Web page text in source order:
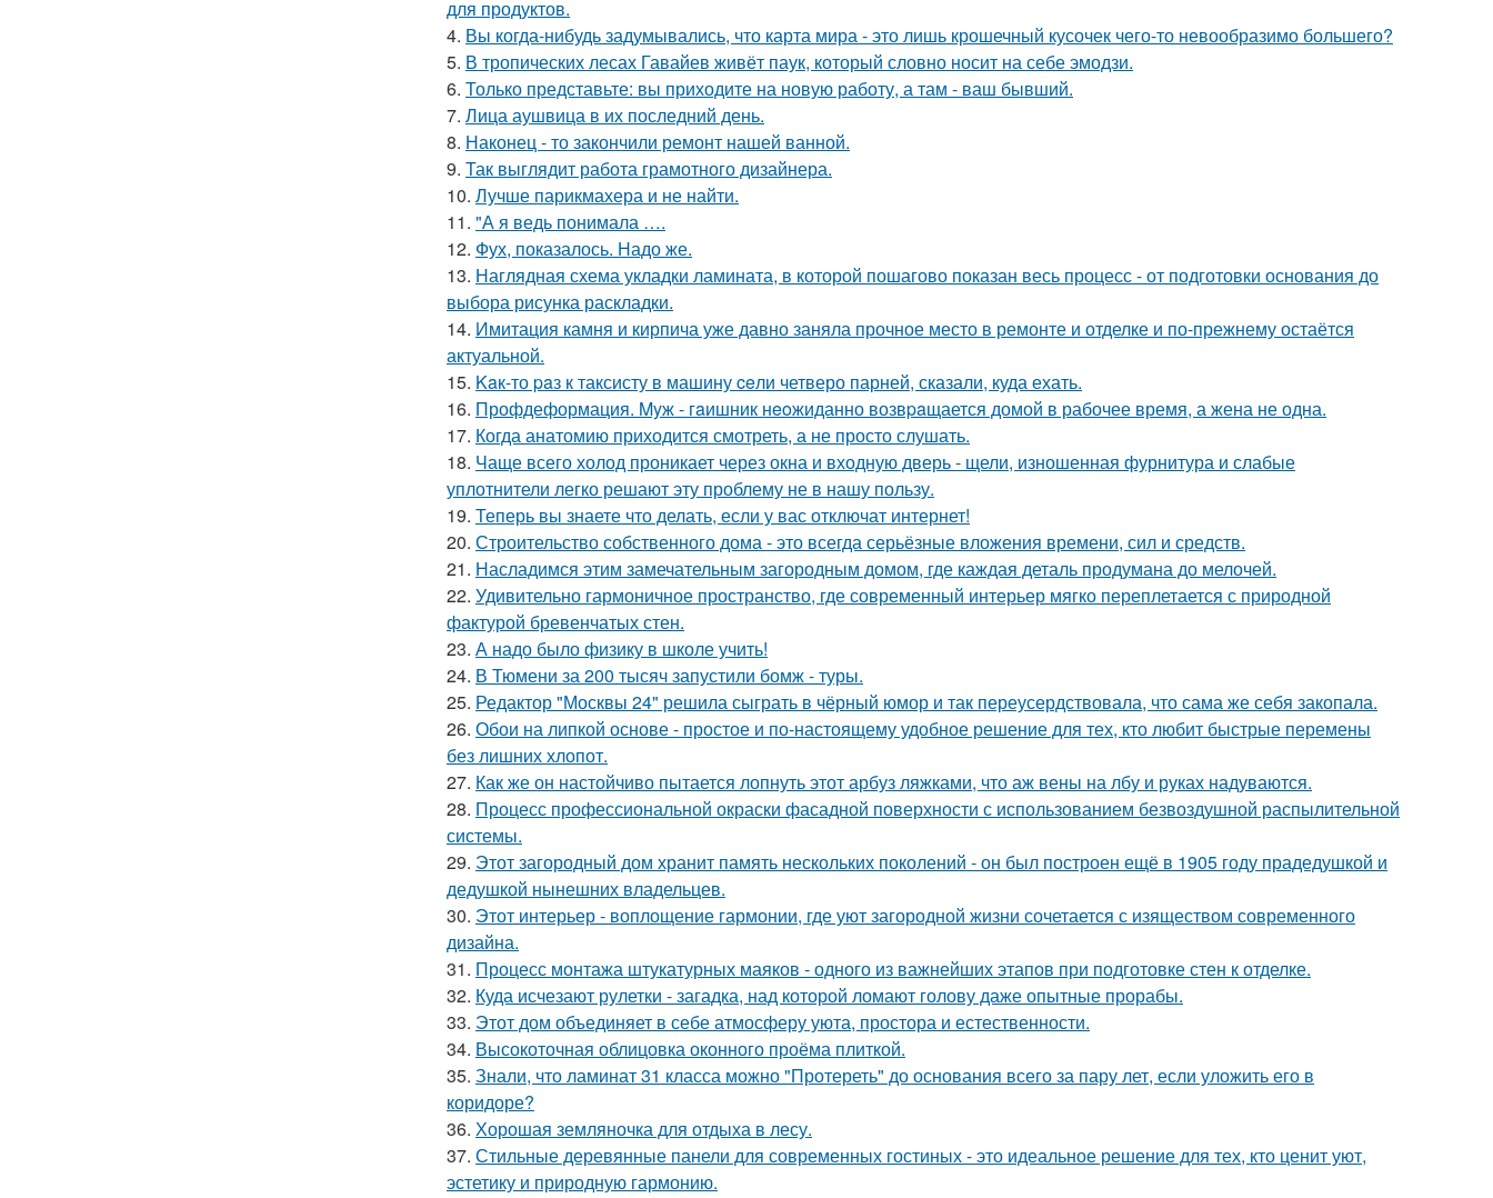
для продуктов.
4. Вы когда-нибудь задумывались, что карта мира - это лишь крошечный кусочек чего-то невообразимо большего?
5. В тропических лесах Гавайев живёт паук, который словно носит на себе эмодзи.
6. Только представьте: вы приходите на новую работу, а там - ваш бывший.
7. Лица аушвица в их последний день.
8. Наконец - то закончили ремонт нашей ванной.
9. Так выглядит работа грамотного дизайнера.
10. Лучше парикмахера и не найти.
11. "А я ведь понимала ….
12. Фух, показалось. Надо же.
13. Наглядная схема укладки ламината, в которой пошагово показан весь процесс - от подготовки основания до
выбора рисунка раскладки.
14. Имитация камня и кирпича уже давно заняла прочное место в ремонте и отделке и по-прежнему остаётся
актуальной.
15. Kaк-то paз к таксисту в машину ceли четверо парней, сказали, куда ехать.
16. Профдеформация. Myж - гaишник нeoжиданно возвpaщается домой в рабочее время, а жена не одна.
17. Когда анатомию приходится смотреть, а не просто слушать.
18. Чаще всего холод проникает через окна и входную дверь - щели, изношенная фурнитура и слабые
уплотнители легко решают эту проблему не в нашу пользу.
19. Теперь вы знаете что делать, если у вас отключат интернет!
20. Строительство собственного дома - это всегда серьёзные вложения времени, сил и средств.
21. Насладимся этим замечательным загородным домом, где каждая деталь продумана до мелочей.
22. Удивительно гармоничное пространство, где современный интерьер мягко переплетается с природной
фактурой бревенчатых стен.
23. А надо было физику в школе учить!
24. В Тюмени за 200 тысяч запустили бомж - туры.
25. Редактор "Москвы 24" решила сыграть в чёрный юмор и так переусердствовала, что сама же себя закопала.
26. Обои на липкой основе - простое и по-настоящему удобное решение для тех, кто любит быстрые перемены
без лишних хлопот.
27. Как же он настойчиво пытается лопнуть этот арбуз ляжками, что аж вены на лбу и руках надуваются.
28. Процесс профессиональной окраски фасадной поверхности с использованием безвоздушной распылительной
системы.
29. Этот загородный дом хранит память нескольких поколений - он был построен ещё в 1905 году прадедушкой и
дедушкой нынешних владельцев.
30. Этот интерьер - воплощение гармонии, где уют загородной жизни сочетается с изяществом современного
дизайна.
31. Процесс монтажа штукатурных маяков - одного из важнейших этапов при подготовке стен к отделке.
32. Куда исчезают рулетки - загадка, над которой ломают голову даже опытные прорабы.
33. Этот дом объединяет в себе атмосферу уюта, простора и естественности.
34. Высокоточная облицовка оконного проёма плиткой.
35. Знали, что ламинат 31 класса можно "Протереть" до основания всего за пару лет, если уложить его в
коридоре?
36. Хорошая земляночка для отдыха в лесу.
37. Стильные деревянные панели для современных гостиных - это идеальное решение для тех, кто ценит уют,
эстетику и природную гармонию.